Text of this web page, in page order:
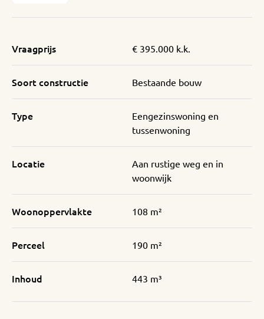
Vraagprijs € 395.000 k.k.
Soort constructie Bestaande bouw
Type
Eengezinswoning en
tussenwoning
Locatie
Aan rustige weg en in
woonwijk
Woonoppervlakte 108 m²
Perceel 190 m²
Inhoud 443 m³